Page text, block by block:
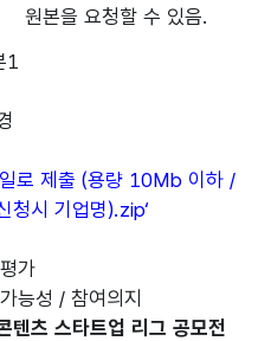
1
원본을 요청할 수 있음.
로 제출 (용량 10Mb 이하 /
청시 기업명).zip‘
가
능성 / 참여의지
츠 스타트업 리그 공모전